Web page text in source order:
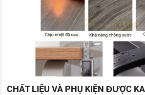
CHẤT LIỆU VÀ PHỤ KIỆN ĐƯỢC